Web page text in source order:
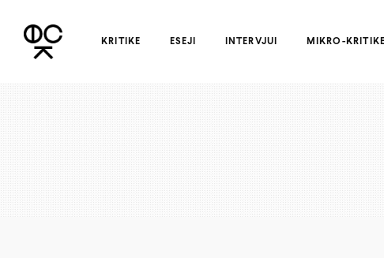
KRITIKE ESEJI INTERVJUI MIKRO-KRITIKE